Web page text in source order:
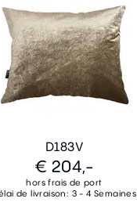
D183V
€ 204,-
hors frais de port
de livraison: 3 - 4 Semaines